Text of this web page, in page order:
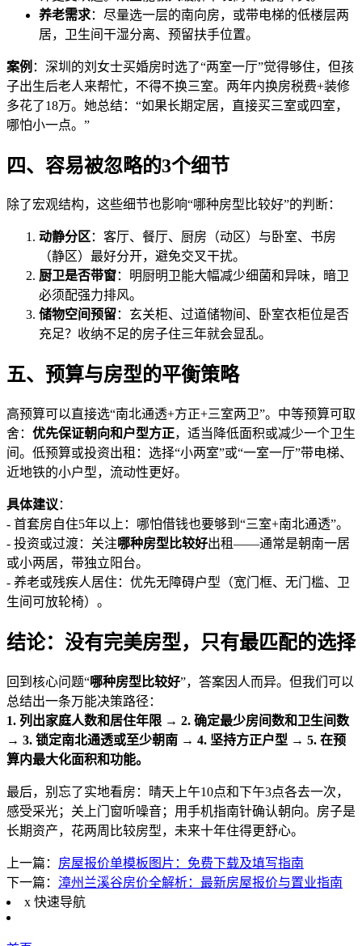
养老需求：尽量选一层的南向房，或带电梯的低楼层两
居，卫生间干湿分离、预留扶手位置。
案例 ：深圳的刘女士买婚房时选了“两室一厅”觉得够住，但孩
子出生后老人来帮忙，不得不换三室。两年内换房税费+装修
多花了18万。她总结：“如果长期定居，直接买三室或四室，
哪怕小一点。”
四、容易被忽略的3个细节
除了宏观结构，这些细节也影响“哪种房型比较好”的判断：
动静分区：客厅、餐厅、厨房（动区）与卧室、书房
（静区）最好分开，避免交叉干扰。
厨卫是否带窗：明厨明卫能大幅减少细菌和异味，暗卫
必须配强力排风。
储物空间预留：玄关柜、过道储物间、卧室衣柜位是否
充足？收纳不足的房子住三年就会显乱。
五、预算与房型的平衡策略
高预算可以直接选“南北通透+方正+三室两卫”。中等预算可取
舍： 优先保证朝向和户型方正，适当降低面积或减少一个卫生
间。低预算或投资出租：选择“小两室”或“一室一厅”带电梯、
近地铁的小户型，流动性更好。
具体建议 ：
- 首套房自住5年以上：哪怕借钱也要够到“三室+南北通透”。
- 投资或过渡：关注哪种房型比较好出租——通常是朝南一居
或小两居，带独立阳台。
- 养老或残疾人居住：优先无障碍户型（宽门框、无门槛、卫
生间可放轮椅）。
结论：没有完美房型，只有最匹配的选择
回到核心问题“哪种房型比较好”，答案因人而异。但我们可以
总结出一条万能决策路径：
1. 列出家庭人数和居住年限 → 2. 确定最少房间数和卫生间数
→ 3. 锁定南北通透或至少朝南 → 4. 坚持方正户型 → 5. 在预
算内最大化面积和功能。
最后，别忘了实地看房：晴天上午10点和下午3点各去一次，
感受采光；关上门窗听噪音；用手机指南针确认朝向。房子是
长期资产，花两周比较房型，未来十年住得更舒心。
上一篇： 房屋报价单模板图片：免费下载及填写指南
下一篇： 漳州兰溪谷房价全解析：最新房屋报价与置业指南
x 快速导航